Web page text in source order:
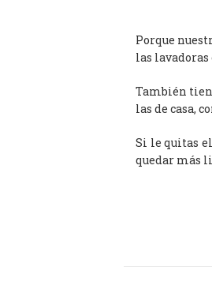
Porque
las lavadoras
También
las de casa,
Si le quitas
quedar más